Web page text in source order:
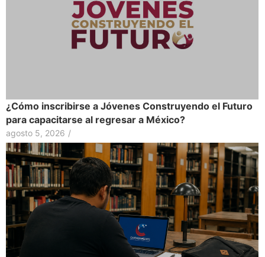
¿Cómo inscribirse a Jóvenes Construyendo el Futuro
para capacitarse al regresar a México?
agosto 5, 2026 /